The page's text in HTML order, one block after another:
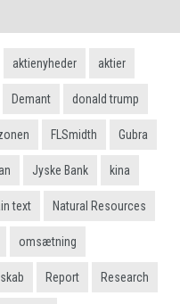
aktienyheder aktier
Demant donald trump
FLSmidth Gubra
Jyske Bank kina
text Natural Resources
omsætning
Report Research